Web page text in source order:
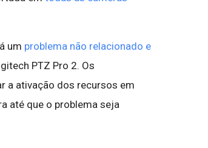
um problema não relacionado e
PTZ Pro 2. Os
a ativação dos recursos em
até que o problema seja